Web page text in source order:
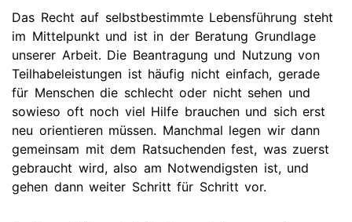
Das Recht auf selbstbestimmte Lebensführung steht
im Mittelpunkt und ist in der Beratung Grundlage
unserer Arbeit. Die Beantragung und Nutzung von
Teilhabeleistungen ist häufig nicht einfach, gerade
für Menschen die schlecht oder nicht sehen und
sowieso oft noch viel Hilfe brauchen und sich erst
neu orientieren müssen. Manchmal legen wir dann
gemeinsam mit dem Ratsuchenden fest, was zuerst
gebraucht wird, also am Notwendigsten ist, und
gehen dann weiter Schritt für Schritt vor.